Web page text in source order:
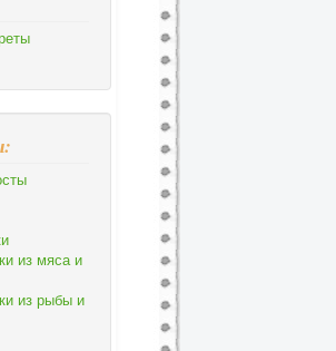
из мяса и
из рыбы и